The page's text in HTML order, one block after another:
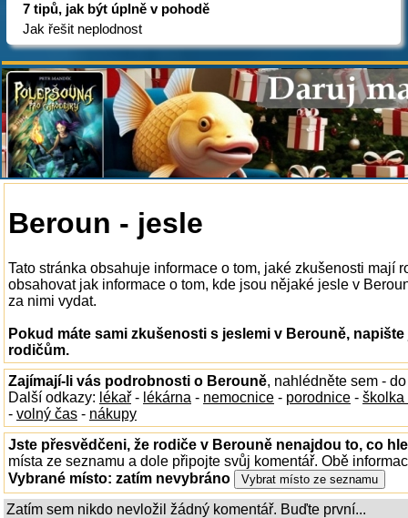
7 tipů, jak být úplně v pohodě
Jak řešit neplodnost
Beroun - jesle
Tato stránka obsahuje informace o tom, jaké zkušenosti mají
obsahovat jak informace o tom, kde jsou nějaké jesle v
za nimi vydat.
Pokud máte sami zkušenosti s jeslemi v Berouně,
rodičům.
Zajímají-li vás podrobnosti o Berouně, nahlédněte sem -
Další odkazy: lékař - lékárna - nemocnice - porodnice - školka
- volný čas - nákupy
Jste přesvědčeni, že rodiče v Berouně nenajdou to, co
místa ze seznamu a dole připojte svůj komentář. Obě
Vybrané místo: zatím nevybráno
Zatím sem nikdo nevložil žádný komentář. Buďte první...